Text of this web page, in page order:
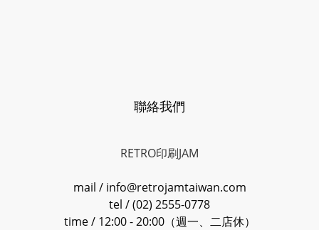
聯絡我們
RETRO印刷JAM
mail / info@retrojamtaiwan.com
tel / (02) 2555-0778
time / 12:00 - 20:00（週一、二店休）